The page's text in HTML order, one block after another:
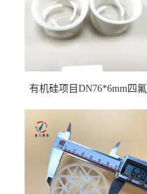
有机硅项目DN76*6mm四氟